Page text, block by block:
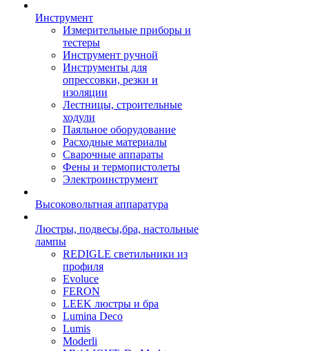
Инструмент
Измерительные приборы и
тестеры
Инструмент ручной
Инструменты для
опрессовки, резки и
изоляции
Лестницы, строительные
ходули
Паяльное оборудование
Расходные материалы
Сварочные аппараты
Фены и термопистолеты
Электроинструмент
Высоковольтная аппаратура
Люстры, подвесы,бра, настольные
лампы
REDIGLE светильники из
профиля
Evoluce
FERON
LEEK люстры и бра
Lumina Deco
Lumis
Moderli